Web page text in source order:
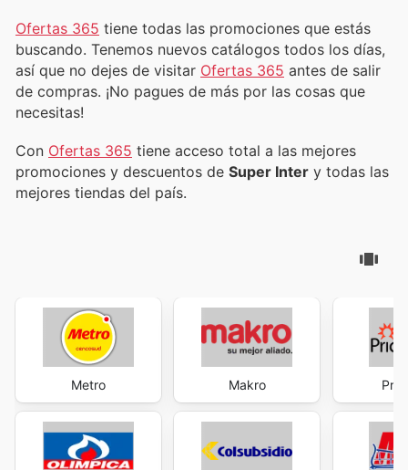
Ofertas 365 tiene todas las promociones que estás
buscando. Tenemos nuevos catálogos todos los días,
así que no dejes de visitar Ofertas 365 antes de salir
de compras. ¡No pagues de más por las cosas que
necesitas!
Con Ofertas 365 tiene acceso total a las mejores
promociones y descuentos de Super Inter y todas las
mejores tiendas del país.
Metro Makro